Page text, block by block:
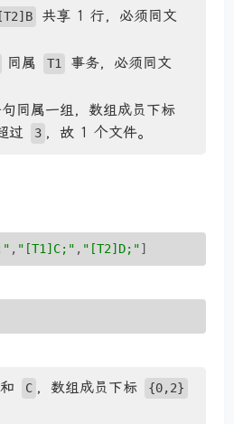
[T2]B
共享 1 行，必须同文
同属 T1
事务，必须同文
同属一组，数组成员下标
过 3 ，故 1 个文件。
, "[T1]C;" , "[T2]D;"]
和 C ，数组成员下标 {0,2}